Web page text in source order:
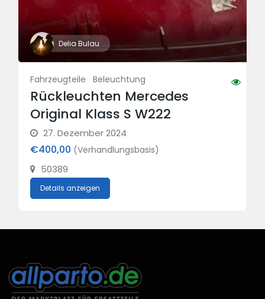
Delia Bulau
Fahrzeugteile Beleuchtung
Rückleuchten Mercedes
Original Klass S W222
27. Dezember 2024
€400,00 (Verhandlungsbasis)
50389
Details anzeigen